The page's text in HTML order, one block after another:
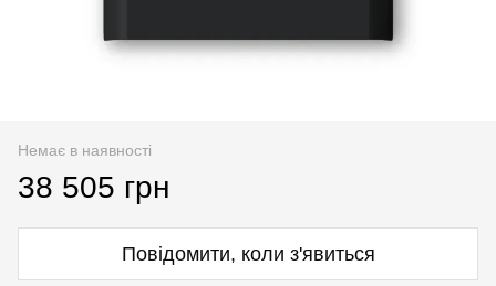
Немає в наявності
38 505 грн
Повідомити, коли з'явиться